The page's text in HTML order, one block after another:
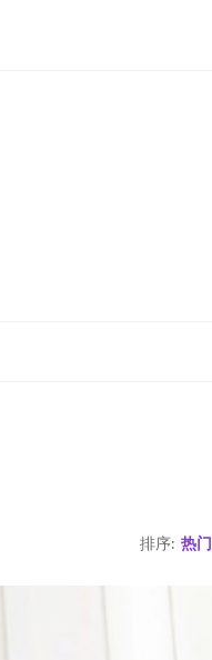
排序: 热门